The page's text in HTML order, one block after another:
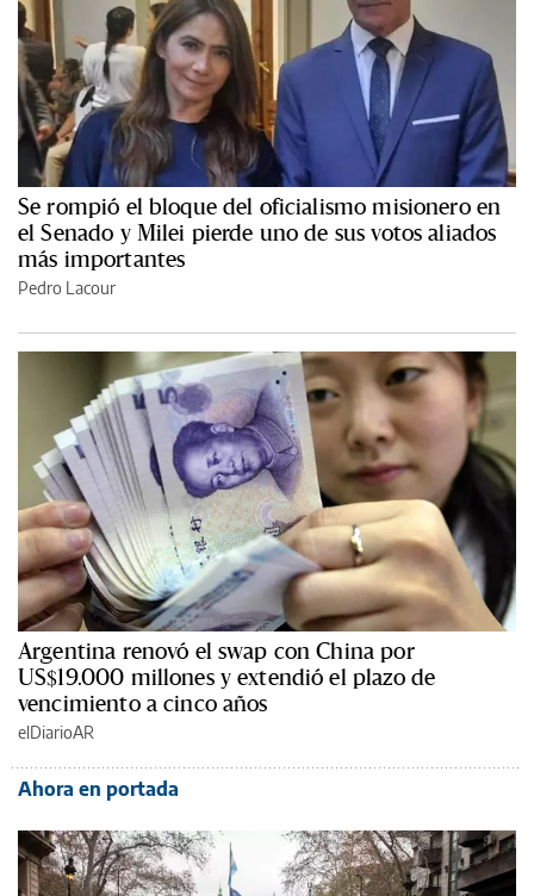
Se rompió el bloque del oficialismo misionero en
el Senado y Milei pierde uno de sus votos aliados
más importantes
Pedro Lacour
Argentina renovó el swap con China por
US$19.000 millones y extendió el plazo de
vencimiento a cinco años
elDiarioAR
Ahora en portada